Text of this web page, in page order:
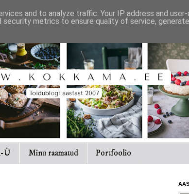
Ü Minu raamatud Portfoolio
and to analyze traffic. Your IP address and
metrics to ensure quality of service,